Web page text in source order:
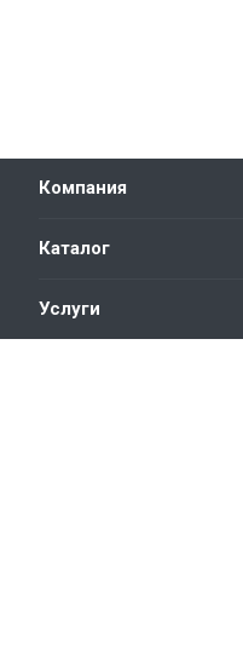
Компания
Каталог
Услуги